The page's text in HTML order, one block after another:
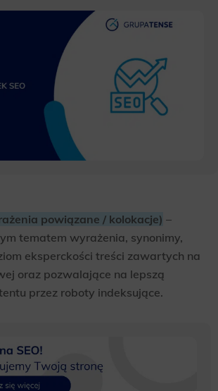
powiązane / kolokacje) –
tematem wyrażenia, synonimy,
eksperckości treści zawartych na
oraz pozwalające na lepszą
przez roboty indeksujące.